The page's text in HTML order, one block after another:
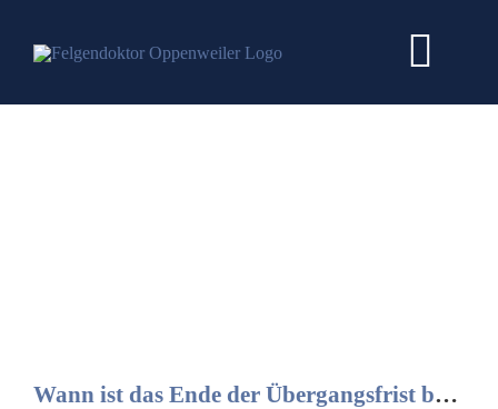
Inhalt
Wann ist das Ende der Übergangsfrist beim Saisonwechsel?